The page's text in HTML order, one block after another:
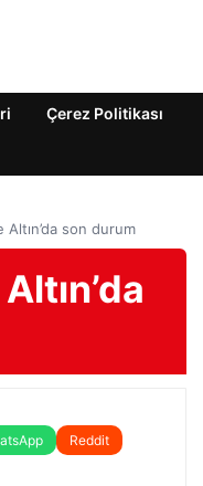
Çerez Politikası
Altın’da son durum
Reddit